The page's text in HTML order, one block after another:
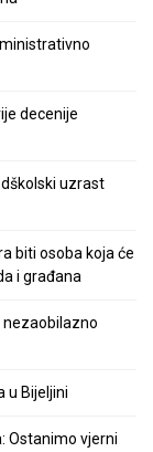
decenije
uzrast
biti osoba koja će
i građana
nezaobilazno
u Bijeljini
Ostanimo vjerni